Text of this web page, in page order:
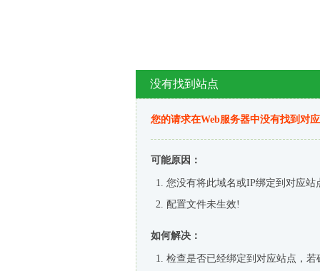
没有找到站点
您的请求在Web服务器中没有找到对
可能原因：
您没有将此域名或IP绑定到对应站
配置文件未生效!
如何解决：
检查是否已经绑定到对应站点，